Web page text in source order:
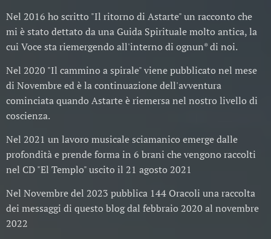
Nel 2016 ho scritto "Il ritorno di Astarte" un racconto che
mi è stato dettato da una Guida Spirituale molto antica, la
cui Voce sta riemergendo all'interno di ognun* di noi.
Nel 2020 "Il cammino a spirale" viene pubblicato nel mese
di Novembre ed è la continuazione dell'avventura
cominciata quando Astarte è riemersa nel nostro livello di
coscienza.
Nel 2021 un lavoro musicale sciamanico emerge dalle
profondità e prende forma in 6 brani che vengono raccolti
nel CD "El Templo" uscito il 21 agosto 2021
Nel Novembre del 2023 pubblica 144 Oracoli una raccolta
dei messaggi di questo blog dal febbraio 2020 al novembre
2022